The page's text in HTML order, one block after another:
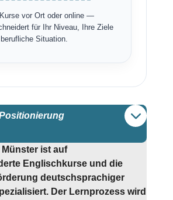
vor Ort oder online —
für Ihr Niveau, Ihre Ziele
Situation.
ist auf
Englischkurse und die
deutschsprachiger
Der Lernprozess wird